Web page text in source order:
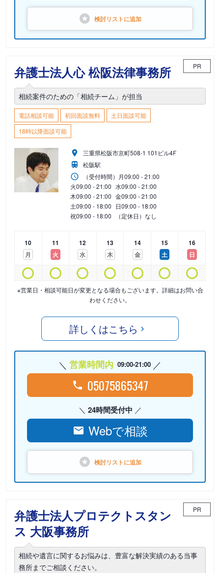
検討リストに追加
弁護士法人心 松阪法律事務所 PR
相続案件のための「相続チーム」が担当
電話相談可能 初回面談無料
土日面談可能
18時以降面談可能
三重県松阪市京町508-1 101ビル4F
松阪駅
（受付時間） 月09:00 - 21:00
火09:00 - 21:00 水09:00 - 21:00
木09:00 - 21:00 金09:00 - 21:00
土09:00 - 18:00 日09:00 - 18:00
祝09:00 - 18:00 （定休日）なし
10
月
11
火
12
水
13
木
14
金
15
土
16
日
※営業日・相談可能日が変更となる場合もございます。詳細はお問い合
わせください。
詳しくはこちら
営業時間内 09:00-21:00
05075865347
24時間受付中
Webで相談
検討リストに追加
弁護士法人プロテクトスタン
ス 大阪事務所
PR
相続や遺言に関するお悩みは、豊富な解決実績のある当事
務所までご相談ください。